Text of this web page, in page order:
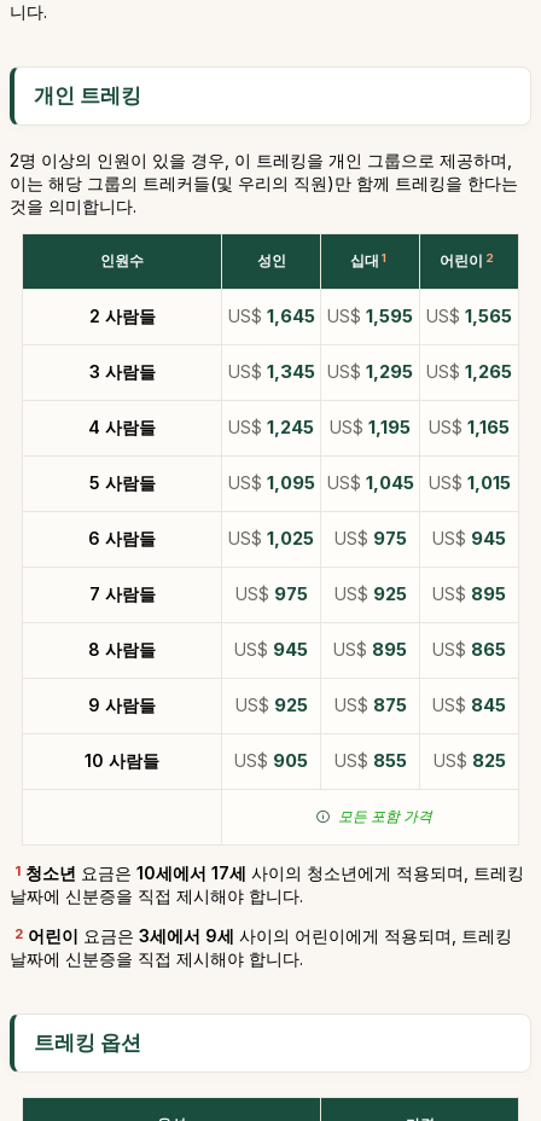
니다.
개인 트레킹
2명 이상의 인원이 있을 경우, 이 트레킹을 개인 그룹으로 제공하며,
이는 해당 그룹의 트레커들(및 우리의 직원)만 함께 트레킹을 한다는
것을 의미합니다.
인원수 성인 십대 1 어린이 2
2 사람들 US$ 1,645 US$ 1,595 US$ 1,565
3 사람들 US$ 1,345 US$ 1,295 US$ 1,265
4 사람들 US$ 1,245 US$ 1,195 US$ 1,165
5 사람들 US$ 1,095 US$ 1,045 US$ 1,015
6 사람들 US$ 1,025 US$ 975 US$ 945
7 사람들 US$ 975 US$ 925 US$ 895
8 사람들 US$ 945 US$ 895 US$ 865
9 사람들 US$ 925 US$ 875 US$ 845
10 사람들 US$ 905 US$ 855 US$ 825
모든 포함 가격
1 청소년 요금은 10세에서 17세 사이의 청소년에게 적용되며, 트레킹
날짜에 신분증을 직접 제시해야 합니다.
2 어린이 요금은 3세에서 9세 사이의 어린이에게 적용되며, 트레킹
날짜에 신분증을 직접 제시해야 합니다.
트레킹 옵션